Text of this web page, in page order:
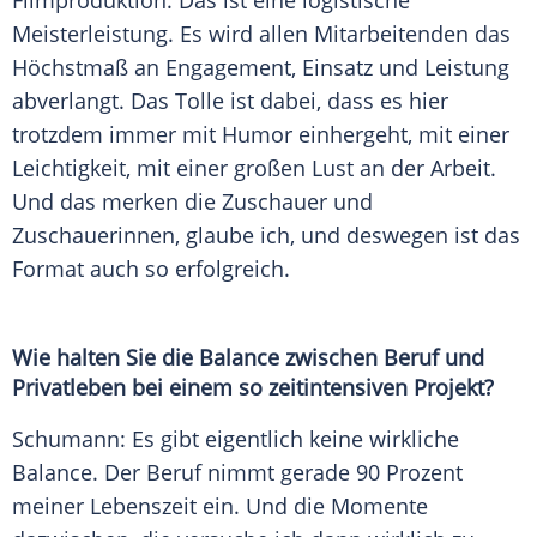
Meisterleistung. Es wird allen Mitarbeitenden das
Höchstmaß an Engagement, Einsatz und Leistung
abverlangt. Das Tolle ist dabei, dass es hier
trotzdem immer mit Humor einhergeht, mit einer
Leichtigkeit, mit einer großen Lust an der Arbeit.
Und das merken die Zuschauer und
Zuschauerinnen, glaube ich, und deswegen ist das
Format auch so erfolgreich.
Wie halten Sie die Balance zwischen Berufund
Privatleben bei einem so zeitintensiven Projekt?
Schumann: Es gibt eigentlich keine wirkliche
Balance. Der Berufnimmt gerade 90 Prozent
meiner Lebenszeit ein. Und die Momente